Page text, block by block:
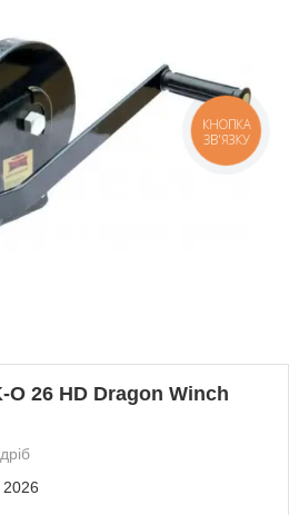
O 26 HD Dragon Winch
КНОПКА
ЗВ'ЯЗКУ